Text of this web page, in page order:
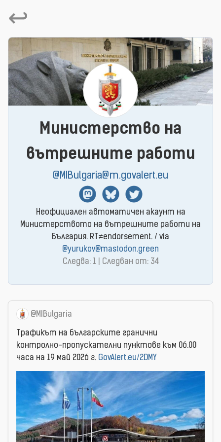
↩
Министерство на
вътрешните работи
@MIBulgaria@m.govalert.eu
MastodonBlueSkyTwitter
Неофициален автоматичен акаунт на
Министерството на вътрешните работи на
България. RT≠endorsement. / via
@yurukov@mastodon.green
Следва: 1 | Следван от: 34
@MIBulgaria
Трафикът на българските гранични
контролно-пропускателни пунктове към 06.00
часа на 19 май 2026 г. GovAlert.eu/2DMY